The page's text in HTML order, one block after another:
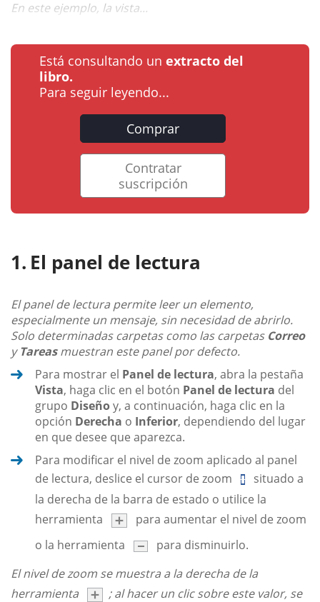
En este ejemplo, la vista...
Está consultando un extracto del
libro.
Para seguir leyendo...
Comprar
Contratar
suscripción
El panel de lectura
El panel de lectura permite leer un elemento,
especialmente un mensaje, sin necesidad de abrirlo.
Solo determinadas carpetas como las carpetas Correo
y Tareasmuestran este panel por defecto.
Para mostrar el Panel de lectura, abra la pestaña
Vista, haga clic en el botón Panel de lectura del
grupo Diseñoy, a continuación, haga clic en la
opción Derecha o Inferior, dependiendo del lugar
en que desee que aparezca.
Para modificar el nivel de zoom aplicado al panel
de lectura, deslice el cursor de zoom
situado a
la derecha de la barra de estado o utilice la
herramienta
para aumentar el nivel de zoom
o la herramienta
para disminuirlo.
El nivel de zoom se muestra a la derecha de la
herramienta
; al hacer un clic sobre este valor, se